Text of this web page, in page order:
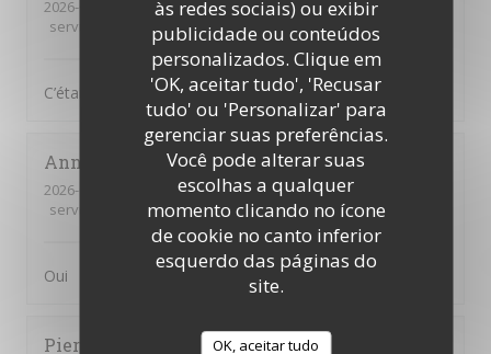
às redes sociais) ou exibir
publicidade ou conteúdos
personalizados. Clique em
'OK, aceitar tudo', 'Recusar
tudo' ou 'Personalizar' para
gerenciar suas preferências.
Você pode alterar suas
escolhas a qualquer
momento clicando no ícone
de cookie no canto inferior
esquerdo das páginas do
site.
OK, aceitar tudo
2026-03-26
- 12:00 - guests 2
service
ambience:5/5 menu: /5 quality_price
C’était très bon, comme d’habitude !
Annick
2026-03-21
- 13:15 - guests 3
service
ambience:3/5 menu:3/5 quality_price
Oui
Pierre